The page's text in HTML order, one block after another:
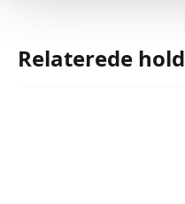
Relaterede hold